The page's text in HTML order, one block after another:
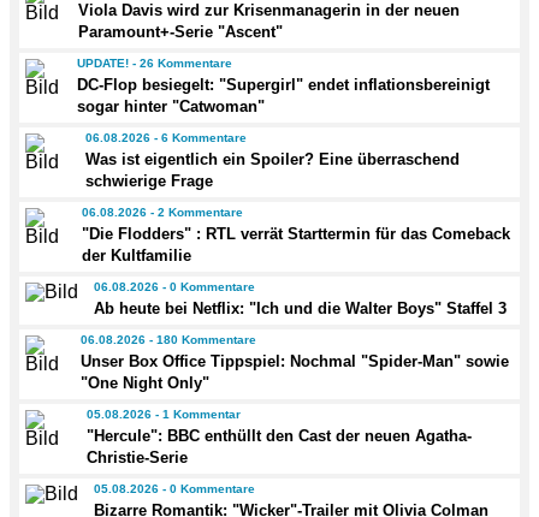
Viola Davis wird zur Krisenmanagerin in der neuen
Paramount+-Serie "Ascent"
UPDATE! - 26 Kommentare
DC-Flop besiegelt: "Supergirl" endet inflationsbereinigt
sogar hinter "Catwoman"
06.08.2026 - 6 Kommentare
Was ist eigentlich ein Spoiler? Eine überraschend
schwierige Frage
06.08.2026 - 2 Kommentare
"Die Flodders" : RTL verrät Starttermin für das Comeback
der Kultfamilie
06.08.2026 - 0 Kommentare
Ab heute bei Netflix: "Ich und die Walter Boys" Staffel 3
06.08.2026 - 180 Kommentare
Unser Box Office Tippspiel: Nochmal "Spider-Man" sowie
"One Night Only"
05.08.2026 - 1 Kommentar
"Hercule": BBC enthüllt den Cast der neuen Agatha-
Christie-Serie
05.08.2026 - 0 Kommentare
Bizarre Romantik: "Wicker"-Trailer mit Olivia Colman